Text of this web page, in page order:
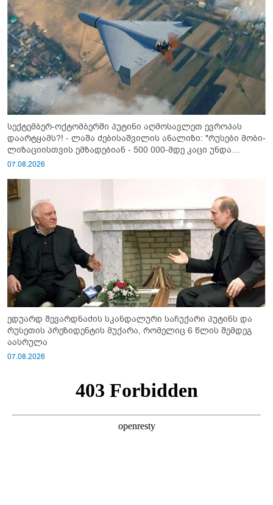
სექტემბერ-ოქტომბერში პუტინი აღმოსავლეთ ევროპას
დაარტყამს?! - ლაშა ძებისაშვილის ანალიზი: "რუსები მობი­
ლიზაციისთვის ემზადებიან - 500 000-მდე კაცი უნდა
გაიწვიონ ომში"
07.08.2026
ედუარდ შევარდნაძის სკანდალური საჩუქარი პუტინს და
რუსეთის პრეზიდენტის მუქარა, რომელიც 6 წლის შემდეგ
აასრულა
07.08.2026